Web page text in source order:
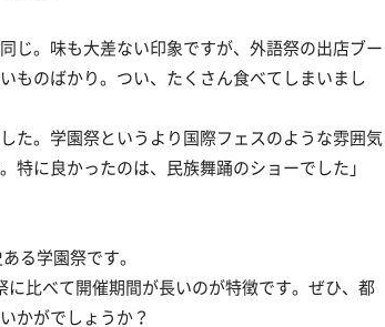
じ。味も大差ない印象ですが、外語祭の出店ブー
ものばかり。つい、たくさん食べてしまいまし
た。学園祭というより国際フェスのような雰囲気
特に良かったのは、民族舞踊のショーでした」
る学園祭です。
比べて開催期間が長いのが特徴です。ぜひ、都
かがでしょうか？